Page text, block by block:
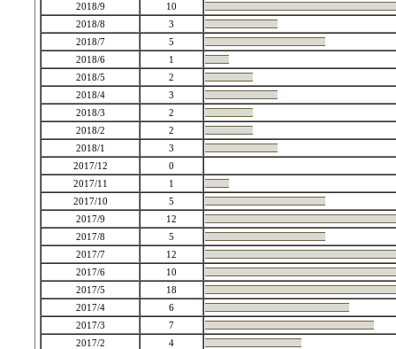
2018/9
10
2018/8
3
2018/7
5
2018/6
1
2018/5
2
2018/4
3
2018/3
2
2018/2
2
2018/1
3
2017/12
0
2017/11
1
2017/10
5
2017/9
12
2017/8
5
2017/7
12
2017/6
10
2017/5
18
2017/4
6
2017/3
7
2017/2
4